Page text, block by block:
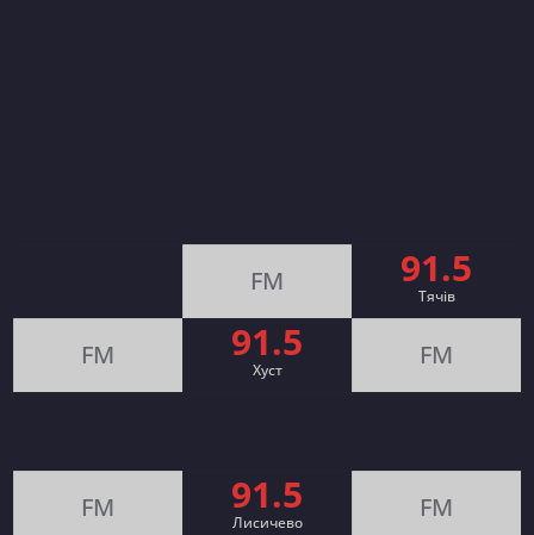
FM 91.5
Тячів
FM 91.5
Хуст FM
FM 91.5
Лисичево FM